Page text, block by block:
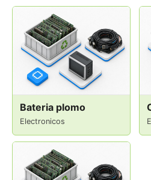
Bateria plomo
Electronicos